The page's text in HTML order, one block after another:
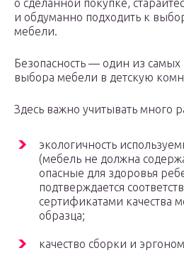
о сделанной покупке,
и обдуманно подходить к
мебели.
Безопасность — один из
выбора мебели в детскую
Здесь важно учитывать много
экологичность
(мебель не должна
опасные для здоровья
подтверждается
сертификатами качества
образца;
качество сборки и